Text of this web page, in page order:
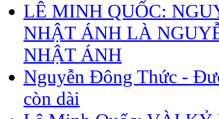
LÊ MINH QUỐC:
NHẬT ÁNH LÀ
NHẬT ÁNH
Nguyễn Đông Thức -
còn dài